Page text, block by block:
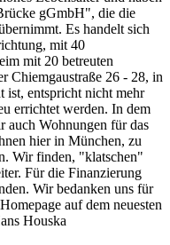
gGmbH", die die
Es handelt sich
mit 40
mit 20 betreuten
Chiemgaustraße 26 - 28, in
ist, entspricht nicht mehr
errichtet werden. In dem
auch Wohnungen für das
hier in München, zu
Wir finden, "klatschen"
Für die Finanzierung
Wir bedanken uns für
auf dem neuesten
Houska